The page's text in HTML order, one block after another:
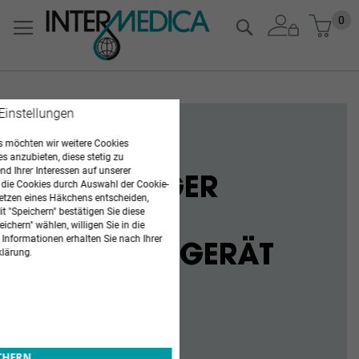
Zum
Inhalt
0
Suche
ANGEBOTE
LUFTREINIGER
SOLFIXAIR
STANDARDGERÄT
möchten wir weitere Cookies
anzubieten, diese stetig zu
Ihrer Interessen auf unserer
Cookies durch Auswahl der Cookie-
eines Häkchens entscheiden,
"Speichern" bestätigen Sie diese
wählen, willigen Sie in die
erhalten Sie nach Ihrer